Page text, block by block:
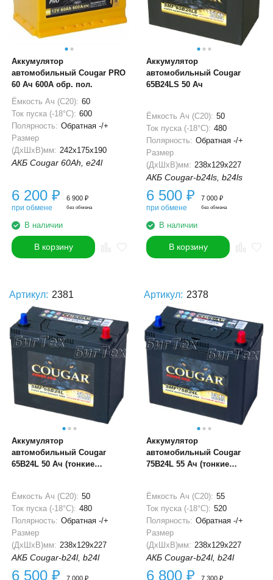
Аккумулятор
автомобильный Cougar PRO
60 Ач 600A обр. пол.
Ёмкость Ач (С20): 60
Ток пуска (-18°С): 600
Полярность: Обратная -/+
Размер
(ДхШхВ)мм: 242x175x190
АКБ Cougar 60Ah, e24l
6 200 ₽
при обмене
6 900 ₽
без обмена
В наличии
В корзину
Аккумулятор
автомобильный Cougar
65B24LS 50 Ач
Ёмкость Ач (С20): 50
Ток пуска (-18°С): 480
Полярность: Обратная -/+
Размер
(ДхШхВ)мм: 238x129x227
АКБ Cougar-b24ls, b24ls
6 500 ₽
при обмене
7 000 ₽
без обмена
В наличии
В корзину
Артикул: 2381
Аккумулятор
автомобильный Cougar
65B24L 50 Ач (тонкие
Ёмкость Ач (С20): 50
Ток пуска (-18°С): 480
Полярность: Обратная -/+
Размер
(ДхШхВ)мм: 238x129x227
АКБ Cougar-b24l, b24l
6 500 ₽ 7 000 ₽
Артикул: 2378
Аккумулятор
автомобильный Cougar
75B24L 55 Ач (тонкие
Ёмкость Ач (С20): 55
Ток пуска (-18°С): 520
Полярность: Обратная -/+
Размер
(ДхШхВ)мм: 238x129x227
АКБ Cougar-b24l, b24l
6 800 ₽ 7 300 ₽